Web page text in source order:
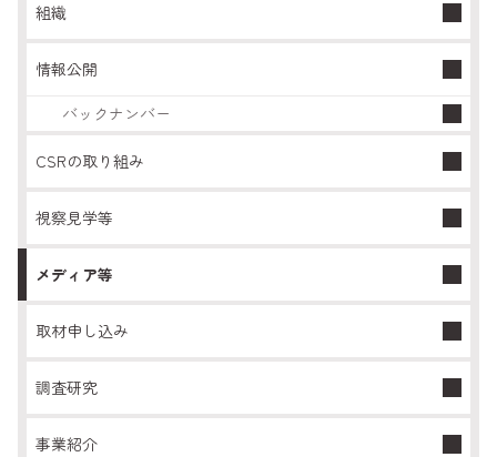
組織
情報公開
バックナンバー
CSRの取り組み
視察見学等
メディア等
取材申し込み
調査研究
事業紹介